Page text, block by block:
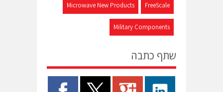
FreeScale
Microwave New Products
Military Components
שתף כתבה